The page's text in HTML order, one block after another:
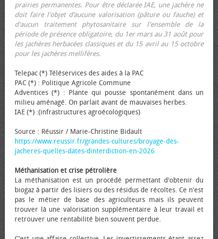
prairies permanentes. Pour être déclarée IAE, une jachère ne
doit faire l'objet d’aucune valorisation (pâture ou fauche) et
d'aucun traitement phytosanitaire sur l'ensemble de la
période de présence obligatoire, du 1er mars au 31 août pour
les jachères herbacées classiques et du 15 avril au 15 octobre
pour les jachères mellifères.
Telepac (*) Téléservices des aides à la PAC
PAC (*) : Politique Agricole Commune
Adventices (*) : Plante qui pousse spontanément dans un
milieu aménagé. On parlait avant de mauvaises herbes.
IAE (*) :(infrastructures agroécologiques)
Source : Réussir / Marie-Christine Bidault
https://www.reussir.fr/grandes-cultures/broyage-des-
jacheres-quelles-dates-dinterdiction-en-2026
Méthanisation et crise pétrolière
La méthanisation est un procédé permettant d'obtenir du
biogaz à partir des lisiers ou des résidus de récoltes. Ce n'est
pas le métier de base des agriculteurs mais ils peuvent
trouver là une valorisation supplémentaire à leur travail et
retrouver une rentabilité bien souvent perdue.